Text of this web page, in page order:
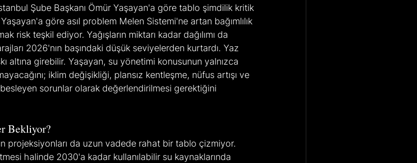
Şube Başkanı Ömür Yaşayan'a göre tablo şimdilik kritik
göre asıl problem Melen Sistemi'ne artan bağımlılık
risk teşkil ediyor. Yağışların miktarı kadar dağılımı da
2026'nın başındaki düşük seviyelerden kurtardı. Yaz
altına girebilir. Yaşayan, su yönetimi konusunun yalnızca
iklim değişikliği, plansız kentleşme, nüfus artışı ve
besleyen sorunlar olarak değerlendirilmesi gerektiğini
Bekliyor?
projeksiyonları da uzun vadede rahat bir tablo çizmiyor.
halinde 2030'a kadar kullanılabilir su kaynaklarında